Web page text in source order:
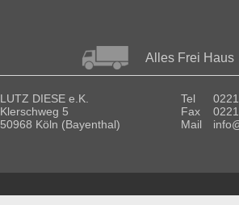
Alles Frei Haus
LUTZ DIESE e.K.
Klerschweg 5
50968 Köln (Bayenthal)
Tel
Fax
Mail